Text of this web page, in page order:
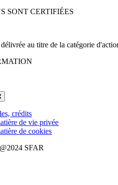
SONT CERTIFIÉES
au titre de la catégorie
crédits
de vie privée
de cookies
SFAR